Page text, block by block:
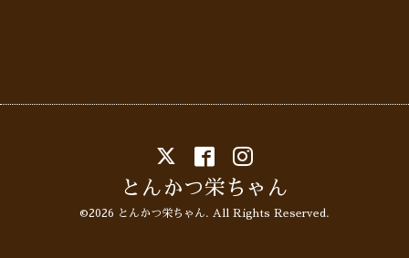
とんかつ栄ちゃん
©2026 とんかつ栄ちゃん. All Rights Reserved.